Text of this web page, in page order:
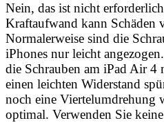
Nein, das ist nicht
Kraftaufwand kann Schäden
Normalerweise sind die
iPhones nur leicht
die Schrauben am iPad Air 4
einen leichten Widerstand
noch eine Viertelumdrehung
optimal. Verwenden Sie